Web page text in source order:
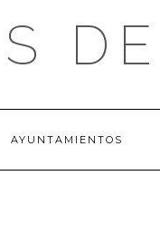
AYUNTAMIENTOS